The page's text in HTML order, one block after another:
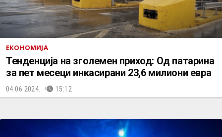
ЕКОНОМИЈА
Тенденција на зголемен приход: Од патарина
за пет месеци инкасирани 23,6 милиони евра
04.06.2024. 15:12